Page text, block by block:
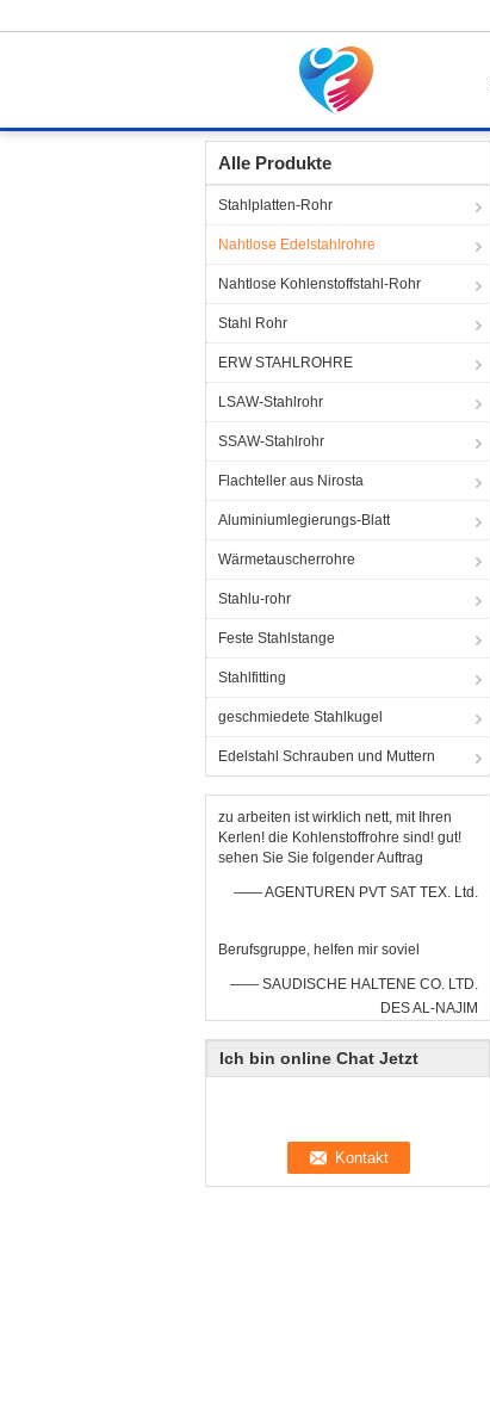
Alle Produkte
Stahlplatten-Rohr
Nahtlose Edelstahlrohre
Nahtlose Kohlenstoffstahl-Rohr
Stahl Rohr
ERW STAHLROHRE
LSAW-Stahlrohr
SSAW-Stahlrohr
Flachteller aus Nirosta
Aluminiumlegierungs-Blatt
Wärmetauscherrohre
Stahlu-rohr
Feste Stahlstange
Stahlfitting
geschmiedete Stahlkugel
Edelstahl Schrauben und Muttern
zu arbeiten ist wirklich nett, mit Ihren
Kerlen! die Kohlenstoffrohre sind! gut!
sehen Sie Sie folgender Auftrag
—— AGENTUREN PVT SAT TEX. Ltd.
Berufsgruppe, helfen mir soviel
—— SAUDISCHE HALTENE CO. LTD.
DES AL-NAJIM
Ich bin online Chat Jetzt